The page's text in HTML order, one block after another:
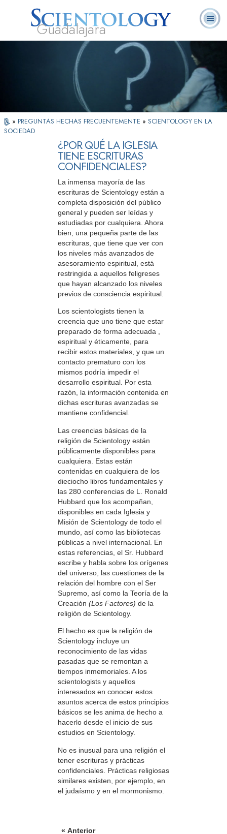
Guadalajara
¿Qué es
Scientology?
Ministros
Voluntarios
Preguntas
Frecuentes
» PREGUNTAS HECHAS FRECUENTEMENTE » SCIENTOLOGY EN LA
SOCIEDAD
¿POR QUÉ LA IGLESIA
TIENE ESCRITURAS
CONFIDENCIALES?
La inmensa mayoría de las
escrituras de Scientology están a
completa disposición del público
general y pueden ser leídas y
estudiadas por cualquiera. Ahora
bien, una pequeña parte de las
escrituras, que tiene que ver con
los niveles más avanzados de
asesoramiento espiritual, está
restringida a aquellos feligreses
que hayan alcanzado los niveles
previos de consciencia espiritual.
Los scientologists tienen la
creencia que uno tiene que estar
preparado de forma adecuada ,
espiritual y éticamente, para
recibir estos materiales, y que un
contacto prematuro con los
mismos podría impedir el
desarrollo espiritual. Por esta
razón, la información contenida en
dichas escrituras avanzadas se
mantiene confidencial.
Las creencias básicas de la
religión de Scientology están
públicamente disponibles para
cualquiera. Estas están
contenidas en cualquiera de los
dieciocho libros fundamentales y
las 280 conferencias de L. Ronald
Hubbard que los acompañan,
disponibles en cada Iglesia y
Misión de Scientology de todo el
mundo, así como las bibliotecas
públicas a nivel internacional. En
estas referencias, el Sr. Hubbard
escribe y habla sobre los orígenes
del universo, las cuestiones de la
relación del hombre con el Ser
Supremo, así como la Teoría de la
Creación (Los Factores) de la
religión de Scientology.
El hecho es que la religión de
Scientology incluye un
reconocimiento de las vidas
pasadas que se remontan a
tiempos inmemoriales. A los
scientologists y aquellos
interesados en conocer estos
asuntos acerca de estos principios
básicos se les anima de hecho a
hacerlo desde el inicio de sus
estudios en Scientology.
No es inusual para una religión el
tener escrituras y prácticas
confidenciales. Prácticas religiosas
similares existen, por ejemplo, en
el judaísmo y en el mormonismo.
« Anterior